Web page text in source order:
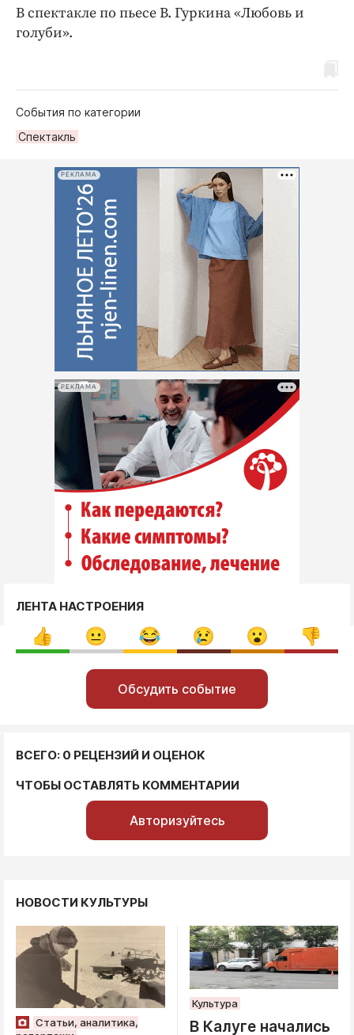
В спектакле по пьесе В. Гуркина «Любовь и
голуби».
События по категории
Спектакль
РЕКЛАМА
РЕКЛАМА
ЛЕНТА НАСТРОЕНИЯ
Обсудить событие
ВСЕГО: 0 РЕЦЕНЗИЙ И ОЦЕНОК
ЧТОБЫ ОСТАВЛЯТЬ КОММЕНТАРИИ
Авторизуйтесь
НОВОСТИ КУЛЬТУРЫ
Статьи, аналитика,
Культура
В Калуге начались